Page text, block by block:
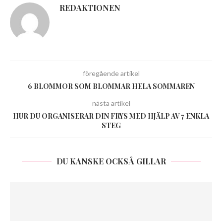
REDAKTIONEN
föregående artikel
6 BLOMMOR SOM BLOMMAR HELA SOMMAREN
nästa artikel
HUR DU ORGANISERAR DIN FRYS MED HJÄLP AV 7 ENKLA
STEG
DU KANSKE OCKSÅ GILLAR